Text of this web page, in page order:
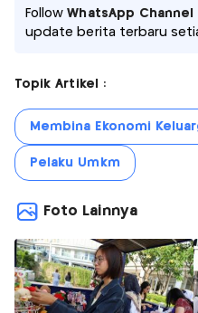
FollowWhatsApp Channel
update berita terbaru
Topik Artikel :
Membina Ekonomi
Pelaku Umkm
Foto Lainnya